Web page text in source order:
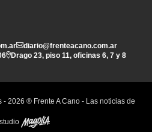
diario@frenteacano.com.ar
Drago 23, piso 11, oficinas 6, 7 y 8
- 2026 ® Frente A Cano - Las noticias de